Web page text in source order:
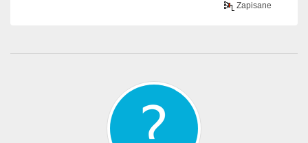
Zapisane